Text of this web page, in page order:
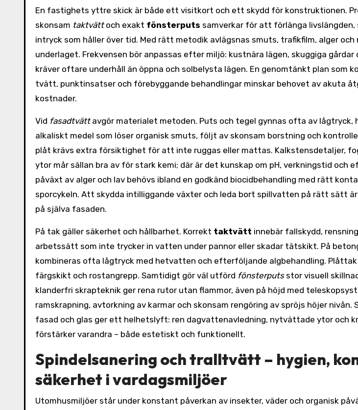
En fastighets yttre skick är både ett visitkort och ett skydd för konstruktionen.
skonsam taktvättoch exakt fönsterputs samverkar för att förlänga
intryck som håller över tid. Med rätt metodik avlägsnas smuts, trafikfilm, alger
underlaget. Frekvensen bör anpassas efter miljö: kustnära lägen, skuggiga
kräver oftare underhåll än öppna och solbelysta lägen. En genomtänkt plan som
tvätt, punktinsatser och förebyggande behandlingar minskar behovet av akuta
kostnader.
Vid fasadtvättavgör materialet metoden. Puts och tegel gynnas ofta av
alkaliskt medel som löser organisk smuts, följt av skonsam borstning och
plåt krävs extra försiktighet för att inte ruggas eller mattas. Kalkstensdetaljer,
ytor mår sällan bra av för stark kemi; där är det kunskap om pH, verkningstid och
påväxt av alger och lav behövs ibland en godkänd biocidbehandling med rätt
sporcykeln. Att skydda intilliggande växter och leda bort spillvatten på rätt sätt
på själva fasaden.
På tak gäller säkerhet och hållbarhet. Korrekt taktvätt innebär fallskydd,
arbetssätt som inte trycker in vatten under pannor eller skadar tätskikt. På
kombineras ofta lågtryck med hetvatten och efterföljande algbehandling.
färgskikt och rostangrepp. Samtidigt gör väl utförd fönsterputsstor visuell
klanderfri skrapteknik ger rena rutor utan flammor, även på höjd med
ramskrapning, avtorkning av karmar och skonsam rengöring av spröjs höjer nivån.
fasad och glas ger ett helhetslyft: ren dagvattenavledning, nytvättade ytor och
förstärker varandra – både estetiskt och funktionellt.
Spindelsanering och tralltvätt – hygien,
säkerhet i vardagsmiljöer
Utomhusmiljöer står under konstant påverkan av insekter, väder och organisk